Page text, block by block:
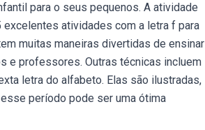
para o seus pequenos. A atividade
atividades com a letra f para
muitas maneiras divertidas de ensinar
e professores. Outras técnicas incluem
letra do alfabeto. Elas são ilustradas,
período pode ser uma ótima